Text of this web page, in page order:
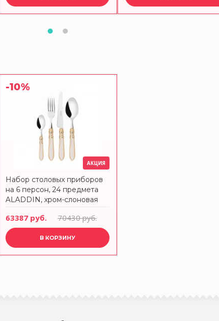
-10%
АКЦИЯ
Набор столовых приборов
на 6 персон, 24 предмета
ALADDIN, хром-слоновая
упаковке BUGATTI
63387 руб. 70430 руб.
В КОРЗИНУ